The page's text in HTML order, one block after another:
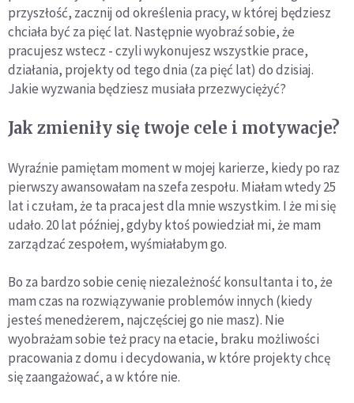
przyszłość, zacznij od określenia pracy, w której będziesz
chciała być za pięć lat. Następnie wyobraź sobie, że
pracujesz wstecz - czyli wykonujesz wszystkie prace,
działania, projekty od tego dnia (za pięć lat) do dzisiaj.
Jakie wyzwania będziesz musiała przezwyciężyć?
Jak zmieniły się twoje cele i motywacje?
Wyraźnie pamiętam moment w mojej karierze, kiedy po raz
pierwszy awansowałam na szefa zespołu. Miałam wtedy 25
lat i czułam, że ta praca jest dla mnie wszystkim. I że mi się
udało. 20 lat później, gdyby ktoś powiedział mi, że mam
zarządzać zespołem, wyśmiałabym go.
Bo za bardzo sobie cenię niezależność konsultanta i to, że
mam czas na rozwiązywanie problemów innych (kiedy
jesteś menedżerem, najczęściej go nie masz). Nie
wyobrażam sobie też pracy na etacie, braku możliwości
pracowania z domu i decydowania, w które projekty chcę
się zaangażować, a w które nie.